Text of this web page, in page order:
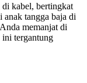
di kabel, bertingkat
anak tangga baja di
memanjat di
ini tergantung